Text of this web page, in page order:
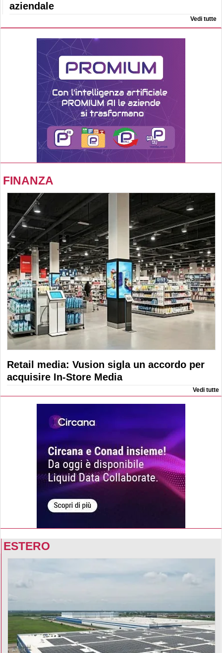
aziendale
Vedi tutte
FINANZA
Retail media: Vusion sigla un accordo per
acquisire In-Store Media
Vedi tutte
ESTERO